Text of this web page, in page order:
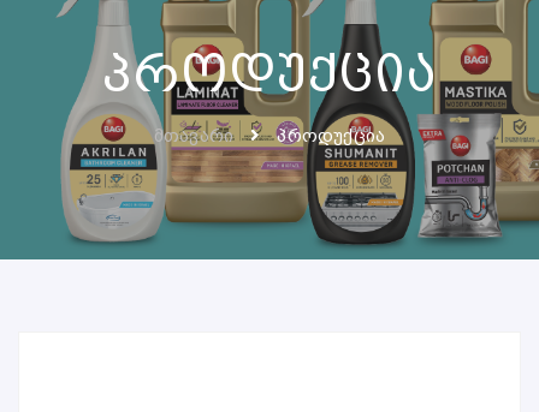
Პროდუქცია
Მთავარი Პროდუქცია